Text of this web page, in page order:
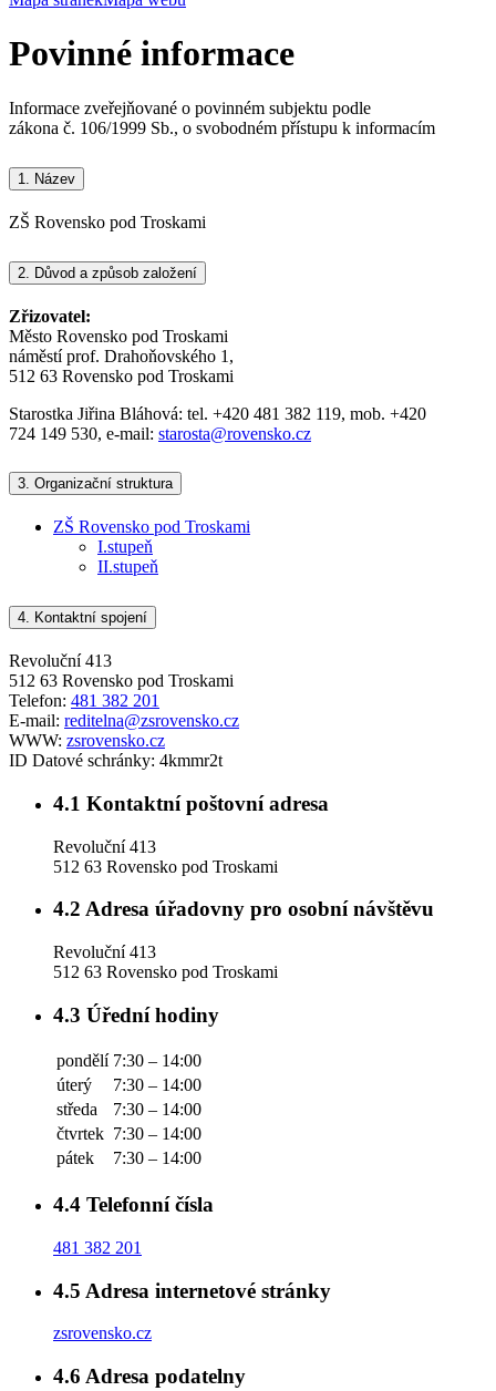
Povinné informace
Informace zveřejňované o povinném subjektu podle
zákona č. 106/1999 Sb., o svobodném přístupu k informacím
1. Název
ZŠ Rovensko pod Troskami
2. Důvod a způsob založení
Zřizovatel:
Město Rovensko pod Troskami
náměstí prof. Drahoňovského 1,
512 63 Rovensko pod Troskami
Starostka Jiřina Bláhová: tel. +420 481 382 119, mob. +420
724 149 530, e-mail: starosta@rovensko.cz
3. Organizační struktura
ZŠ Rovensko pod Troskami
I.stupeň
II.stupeň
4. Kontaktní spojení
Revoluční 413
512 63 Rovensko pod Troskami
Telefon: 481 382 201
E-mail: reditelna@zsrovensko.cz
WWW: zsrovensko.cz
ID Datové schránky: 4kmmr2t
4.1 Kontaktní poštovní adresa
Revoluční 413
512 63 Rovensko pod Troskami
4.2 Adresa úřadovny pro osobní návštěvu
Revoluční 413
512 63 Rovensko pod Troskami
4.3 Úřední hodiny
pondělí 7:30 – 14:00
úterý
7:30 – 14:00
středa
7:30 – 14:00
čtvrtek 7:30 – 14:00
pátek
7:30 – 14:00
4.4 Telefonní čísla
481 382 201
4.5 Adresa internetové stránky
zsrovensko.cz
4.6 Adresa podatelny